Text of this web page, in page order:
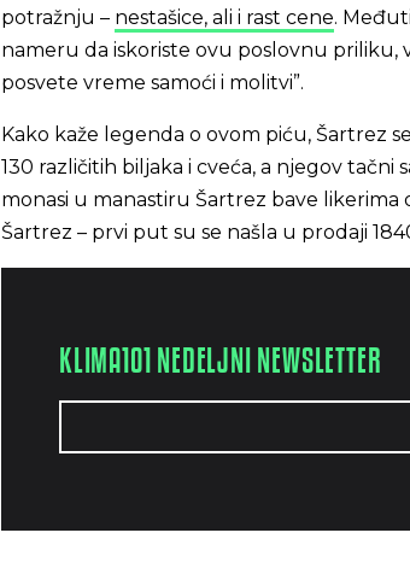
potražnju – nestašice, ali i rast cene.
nameru da iskoriste ovu poslovnu priliku,
posvete vreme samoći i molitvi”.
Kako kaže legenda o ovom piću, Šartrez
130 različitih biljaka i cveća, a njegov tačni
monasi u manastiru Šartrez bave likerima
Šartrez – prvi put su se našla u prodaji
KLIMA101 NEDELJNI NEWSLETTER